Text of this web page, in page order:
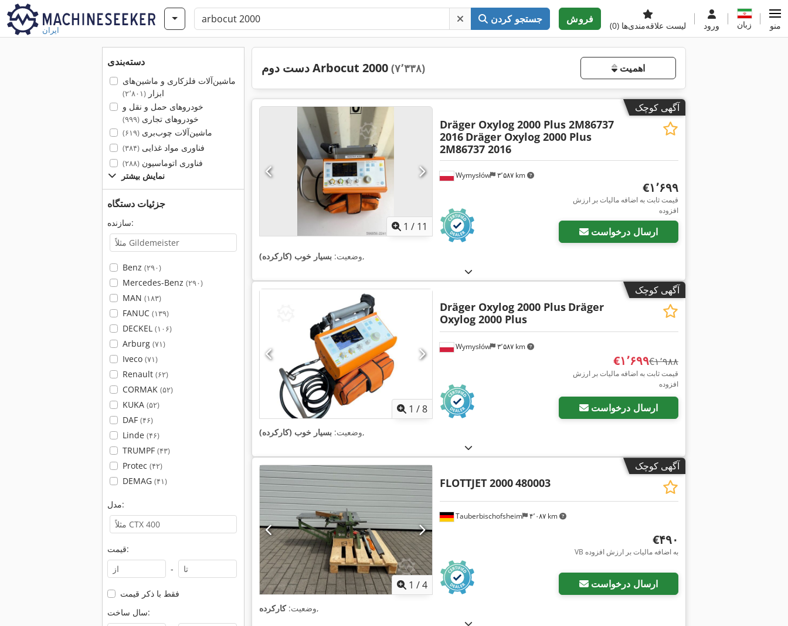
ایران
جستجو کردن فروش
لیست علاقه‌مندی‌ها (0) ورود زبان منو
دسته‌بندی
ماشین‌آلات فلزکاری و ماشین‌های
ابزار(۲٬۸۰۱)
خودروهای حمل و نقل و
خودروهای تجاری(۹۹۹)
ماشین‌آلات چوب‌بری(۶۱۹)
فناوری مواد غذایی(۳۸۴)
فناوری اتوماسیون(۲۸۸)
نمایش بیشتر
جزئیات دستگاه
سازنده:
Benz (۲۹۰)
Mercedes-Benz (۲۹۰)
MAN (۱۸۳)
FANUC (۱۳۹)
DECKEL (۱۰۶)
Arburg (۷۱)
Iveco (۷۱)
Renault (۶۲)
CORMAK (۵۲)
KUKA (۵۲)
DAF (۴۶)
Linde (۴۶)
TRUMPF (۴۳)
Protec (۴۲)
DEMAG (۴۱)
مدل:
قیمت:
-
فقط با ذکر قیمت
سال ساخت:
دست دوم Arbocut 2000 (۷٬۳۳۸) اهمیت
آگهی کوچک
1 / 11
Wymysłów ۳٬۵۸۷ km
Dräger Oxylog 2000 Plus 2M86737
2016 Dräger Oxylog 2000 Plus
2M86737 2016
‎€۱٬۶۹۹
قیمت ثابت به اضافه مالیات بر ارزش
افزوده
ارسال درخواست
وضعیت: بسیار خوب (کارکرده) ,
آگهی کوچک
1 /8
Wymysłów ۳٬۵۸۷ km
Dräger Oxylog 2000 Plus Dräger
Oxylog 2000 Plus
‎€۱٬۶۹۹ ‎€۱٬۹۸۸
قیمت ثابت به اضافه مالیات بر ارزش
افزوده
ارسال درخواست
وضعیت: بسیار خوب (کارکرده) ,
آگهی کوچک
1 /4
Tauberbischofsheim ۴٬۰۸۷ km
FLOTTJET 2000480003
‎€۴۹۰
VB به اضافه مالیات بر ارزش افزوده
ارسال درخواست
وضعیت:کارکرده ,